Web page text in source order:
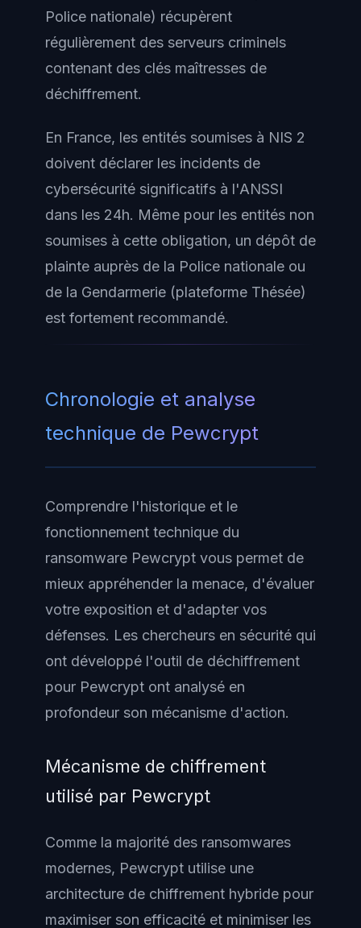
Police nationale) récupèrent
régulièrement des serveurs criminels
contenant des clés maîtresses de
déchiffrement.
En France, les entités soumises à NIS 2
doivent déclarer les incidents de
cybersécurité significatifs à l'ANSSI
dans les 24h. Même pour les entités non
soumises à cette obligation, un dépôt de
plainte auprès de la Police nationale ou
de la Gendarmerie (plateforme Thésée)
est fortement recommandé.
Chronologie et analyse
technique de Pewcrypt
Comprendre l'historique et le
fonctionnement technique du
ransomware Pewcrypt vous permet de
mieux appréhender la menace, d'évaluer
votre exposition et d'adapter vos
défenses. Les chercheurs en sécurité qui
ont développé l'outil de déchiffrement
pour Pewcrypt ont analysé en
profondeur son mécanisme d'action.
Mécanisme de chiffrement
utilisé par Pewcrypt
Comme la majorité des ransomwares
modernes, Pewcrypt utilise une
architecture de chiffrement hybride pour
maximiser son efficacité et minimiser les